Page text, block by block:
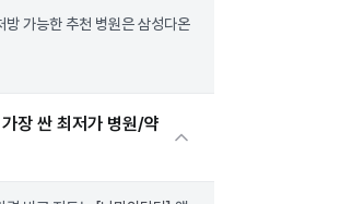
방 가능한 추천 병원은 삼성다온
장 싼 최저가 병원/약